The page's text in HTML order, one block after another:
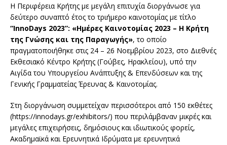
Η Περιφέρεια Κρήτης με μεγάλη επιτυχία διοργάνωσε για
δεύτερο συναπτό έτος το τριήμερο καινοτομίας με τίτλο
“InnoDays 2023”: «Ημέρες Καινοτομίας 2023 – Η Κρήτη
της Γνώσης και της Παραγωγής», το οποίο
πραγματοποιήθηκε στις 24 – 26 Νοεμβρίου 2023, στο Διεθνές
Εκθεσιακό Κέντρο Κρήτης (Γούβες, Ηρακλείου), υπό την
Αιγίδα του Υπουργείου Ανάπτυξης & Επενδύσεων και της
Γενικής Γραμματείας Έρευνας & Καινοτομίας.
Στη διοργάνωση συμμετείχαν περισσότεροι από 150 εκθέτες
(https://innodays.gr/exhibitors/) που περιλάμβαναν μικρές και
μεγάλες επιχειρήσεις, δημόσιους και ιδιωτικούς φορείς,
Ακαδημαϊκά και Ερευνητικά Ιδρύματα με ερευνητικά